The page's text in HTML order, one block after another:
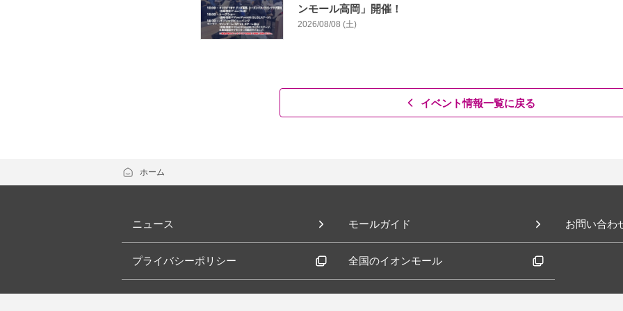
ンモール高岡」開催！
2026/08/08 (土)
イベント情報一覧に戻る
ホーム
ニュース モールガイド お問い合わ
プライバシーポリシー 全国のイオンモール